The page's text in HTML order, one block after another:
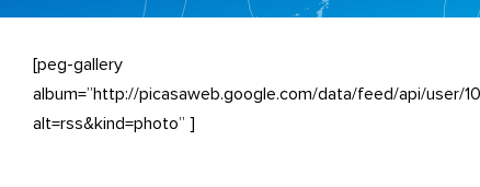
[peg-gallery
album=”http://picasaweb.google.com/data/feed/api/
alt=rss&kind=photo” ]